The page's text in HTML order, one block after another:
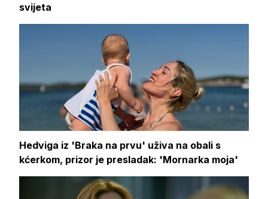
svijeta
Hedviga iz 'Braka na prvu' uživa na obali s
kćerkom, prizor je presladak: 'Mornarka moja'